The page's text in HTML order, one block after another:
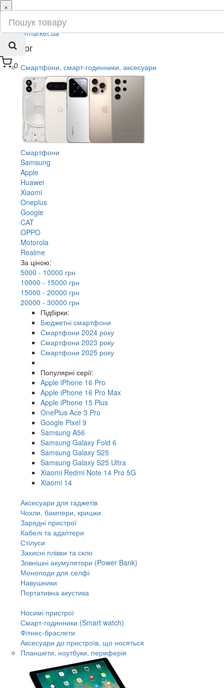
0
×
ru
ua
Каталог
Смартфони, смарт-годинники, аксесуари
Смартфони
Samsung
Apple
Huawei
Xiaomi
Oneplus
Google
CAT
OPPO
Motorola
Realme
За ціною:
5000 - 10000 грн
10000 - 15000 грн
15000 - 20000 грн
20000 - 30000 грн
Підбірки:
Бюджетні смартфони
Смартфони 2024 року
Смартфони 2023 року
Смартфони 2025 року
Популярні серії:
Apple iPhone 16 Pro
Apple iPhone 16 Pro Max
Apple iPhone 15 Plus
OnePlus Ace 3 Pro
Google Pixel 9
Samsung A56
Samsung Galaxy Fold 6
Samsung Galaxy S25
Samsung Galaxy S25 Ultra
Xiaomi Redmi Note 14 Pro 5G
Xiaomi 14
Аксесуари для гаджетів
Чохли, бампери, кришки
Зарядні пристрої
Кабелі та адаптери
Стілуси
Захисні плівки та скло
Зовнішні акумулятори (Power Bank)
Моноподи для селфі
Навушники
Портативна акустика
Носимі пристрої
Смарт-годинники (Smart watch)
Фітнес-браслети
Аксесуари до пристроїв, що носяться
Планшети, ноутбуки, периферія